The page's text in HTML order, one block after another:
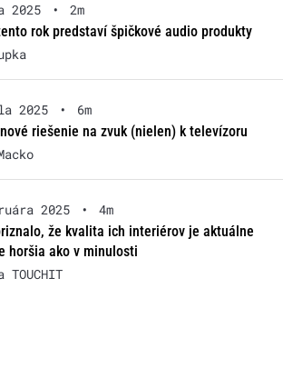
2025 •
2m
rok predstaví špičkové audio produkty
2025 •
6m
riešenie na zvuk (nielen) k televízoru
2025 •
4m
že kvalita ich interiérov je aktuálne
horšia ako v minulosti
TOUCHIT